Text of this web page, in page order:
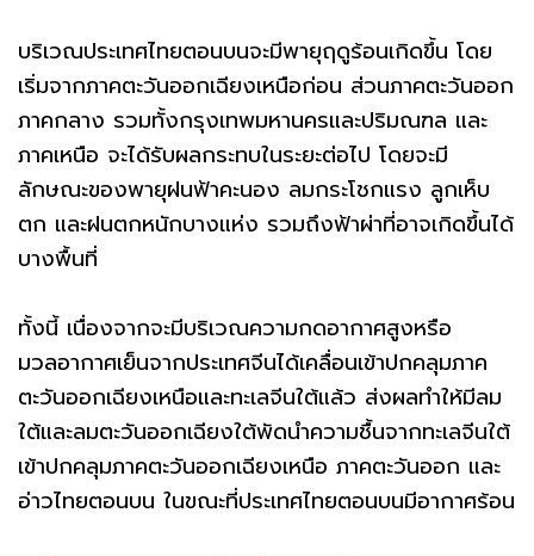
บริเวณประเทศไทยตอนบนจะมีพายุฤดูร้อนเกิดขึ้น โดย
เริ่มจากภาคตะวันออกเฉียงเหนือก่อน ส่วนภาคตะวันออก
ภาคกลาง รวมทั้งกรุงเทพมหานครและปริมณฑล และ
ภาคเหนือ จะได้รับผลกระทบในระยะต่อไป โดยจะมี
ลักษณะของพายุฝนฟ้าคะนอง ลมกระโชกแรง ลูกเห็บ
ตก และฝนตกหนักบางแห่ง รวมถึงฟ้าผ่าที่อาจเกิดขึ้นได้
บางพื้นที่
ทั้งนี้ เนื่องจากจะมีบริเวณความกดอากาศสูงหรือ
มวลอากาศเย็นจากประเทศจีนได้เคลื่อนเข้าปกคลุมภาค
ตะวันออกเฉียงเหนือและทะเลจีนใต้แล้ว ส่งผลทำให้มีลม
ใต้และลมตะวันออกเฉียงใต้พัดนำความชื้นจากทะเลจีนใต้
เข้าปกคลุมภาคตะวันออกเฉียงเหนือ ภาคตะวันออก และ
อ่าวไทยตอนบน ในขณะที่ประเทศไทยตอนบนมีอากาศร้อน